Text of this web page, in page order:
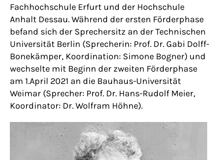
Fachhochschule Erfurt und der Hochschule
Anhalt Dessau. Während der ersten Förderphase
befand sich der Sprechersitz an der Technischen
Universität Berlin (Sprecherin: Prof. Dr. Gabi Dolff-
Bonekämper, Koordination: Simone Bogner) und
wechselte mit Beginn der zweiten Förderphase
am 1.April 2021 an die Bauhaus-Universität
Weimar (Sprecher: Prof. Dr. Hans-Rudolf Meier,
Koordinator: Dr. Wolfram Höhne).